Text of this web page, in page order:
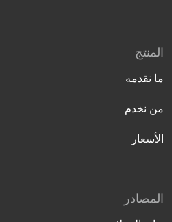
المنتج
ما نقدمه
من نخدم
الأسعار
المصادر